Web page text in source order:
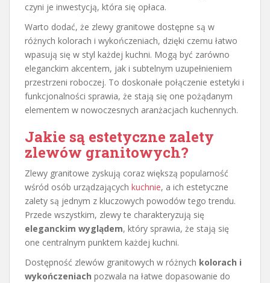
czyni je inwestycją, która się opłaca.
Warto dodać, że zlewy granitowe dostępne są w
różnych kolorach i wykończeniach, dzięki czemu łatwo
wpasują się w styl każdej kuchni. Mogą być zarówno
eleganckim akcentem, jak i subtelnym uzupełnieniem
przestrzeni roboczej. To doskonałe połączenie estetyki i
funkcjonalności sprawia, że stają się one pożądanym
elementem w nowoczesnych aranżacjach kuchennych.
Jakie są estetyczne zalety
zlewów granitowych?
Zlewy granitowe zyskują coraz większą popularność
wśród osób urządzających kuchnie, a ich estetyczne
zalety są jednym z kluczowych powodów tego trendu.
Przede wszystkim, zlewy te charakteryzują się
eleganckim wyglądem, który sprawia, że stają się
one centralnym punktem każdej kuchni.
Dostępność zlewów granitowych w różnych kolorach i
wykończeniach pozwala na łatwe dopasowanie do